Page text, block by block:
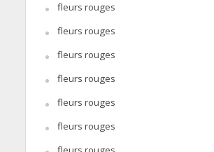
fleurs rouges
fleurs rouges
fleurs rouges
fleurs rouges
fleurs rouges
fleurs rouges